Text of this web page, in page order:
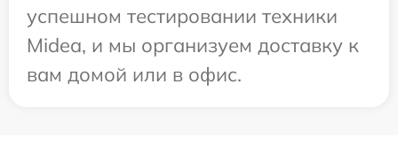
успешном тестировании техники
Midea, и мы организуем доставку к
вам домой или в офис.